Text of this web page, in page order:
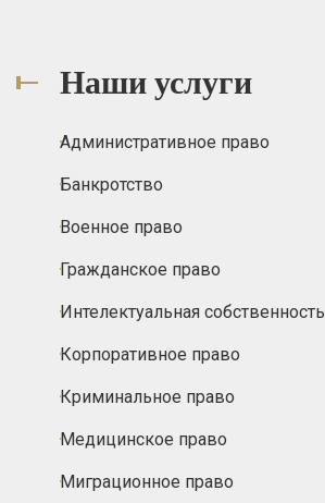
Наши услуги
Административное право
Банкротство
Военное право
Гражданское право
Интелектуальная собственность
Корпоративное право
Криминальное право
Медицинское право
Миграционное право